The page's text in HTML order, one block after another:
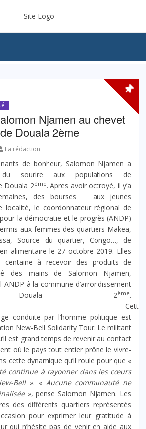
Njamen au chevet
Douala 2ème
La rédaction
de bonheur, Salomon Njamen a
sourire aux populations de
Douala 2ème. Apres avoir octroyé, il y’a
des bourses aux jeunes
localité, le coordonnateur régional de
la démocratie et le progrès (ANDP)
aux femmes des quartiers Makea,
Source du quartier, Congo…, de
alimentaire le 27 octobre 2019. Elles
centaine à recevoir des produits de
des mains de Salomon Njamen,
ANDP à la commune d’arrondissement
2ème.
conduite par l’homme politique est
New-Bell Solidarity Tour. Le militant
est grand temps de revenir au contact
où le pays tout entier prône le vivre-
cette dynamique qu’il roule pour que «
continue à rayonner dans les cœurs
Bell». « Aucune communauté ne
», pense Salomon Njamen. Les
des différents quartiers représentés
pour exprimer leur gratitude à
qui n’hésite pas de venir en aide aux